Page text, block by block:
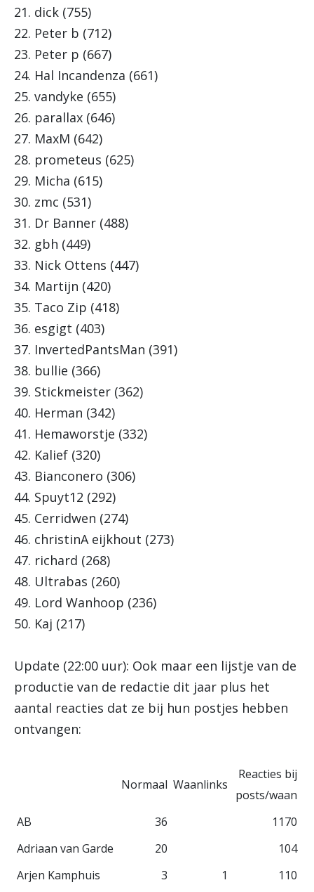
21. dick (755)
22. Peter b (712)
23. Peter p (667)
24. Hal Incandenza (661)
25. vandyke (655)
26. parallax (646)
27. MaxM (642)
28. prometeus (625)
29. Micha (615)
30. zmc (531)
31. Dr Banner (488)
32. gbh (449)
33. Nick Ottens (447)
34. Martijn (420)
35. Taco Zip (418)
36. esgigt (403)
37. InvertedPantsMan (391)
38. bullie (366)
39. Stickmeister (362)
40. Herman (342)
41. Hemaworstje (332)
42. Kalief (320)
43. Bianconero (306)
44. Spuyt12 (292)
45. Cerridwen (274)
46. christinA eijkhout (273)
47. richard (268)
48. Ultrabas (260)
49. Lord Wanhoop (236)
50. Kaj (217)
Update (22:00 uur): Ook maar een lijstje van de
productie van de redactie dit jaar plus het
aantal reacties dat ze bij hun postjes hebben
ontvangen:
Normaal Waanlinks
Reacties bij
posts/waan
AB
36
1170
Adriaan van Garde
20
104
Arjen Kamphuis
3 1
110